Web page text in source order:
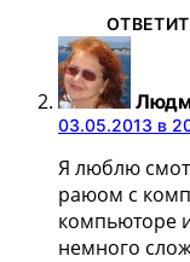
03.05.2013 в
Я люблю
раюом с
компьюторе
немного